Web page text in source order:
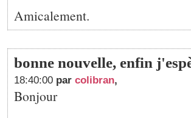
Amicalement.
bonne nouvelle, enfin
18:40:00 par colibran,
Bonjour